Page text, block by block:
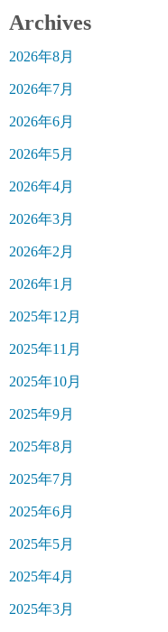
Archives
2026年8月
2026年7月
2026年6月
2026年5月
2026年4月
2026年3月
2026年2月
2026年1月
2025年12月
2025年11月
2025年10月
2025年9月
2025年8月
2025年7月
2025年6月
2025年5月
2025年4月
2025年3月